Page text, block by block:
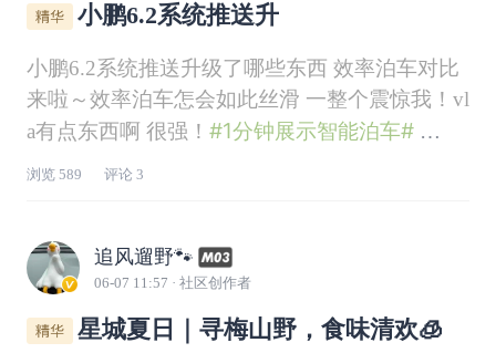
小鹏6.2系统推送升
小鹏6.2系统推送升级了哪些东西 效率泊车对比
来啦～效率泊车怎会如此丝滑 一整个震惊我！vl
a有点东西啊 很强！ #1分钟展示智能泊车#
#第二代VLA#
浏览 589 评论 3
追风遛野🐾
06-07 11:57 · 社区创作者
星城夏日｜寻梅山野，食味清欢🧊